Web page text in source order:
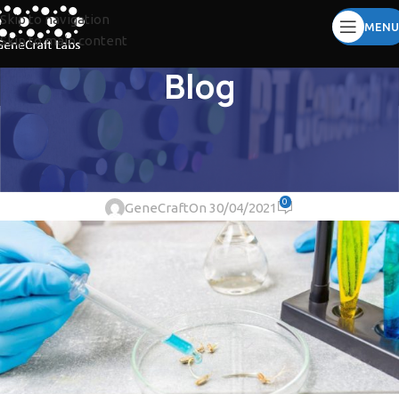
Skip to navigation
Skip to main content
MENU
Blog
Transfer Gen pada Pemuliaan
Tanaman
GeneCraftOn 30/04/2021 0